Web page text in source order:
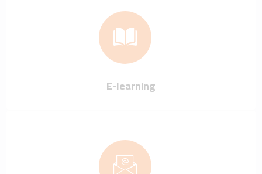
E-learning